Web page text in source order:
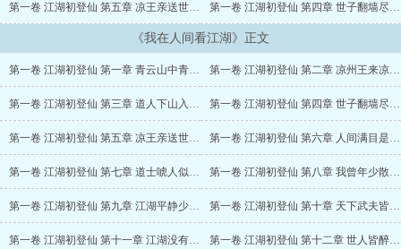
第一卷 江湖初登仙 第五章 凉王亲送世子行，太监也懂一个忠 第一卷 江湖初登仙 第四章 世子翻墙尽皆知，天下少年入江湖
《我在人间看江湖》正文
第一卷 江湖初登仙 第一章 青云山中青云仙，江湖就从凉州起 第一卷 江湖初登仙 第二章 凉州王来凉州子，凉州世子骂凉王
第一卷 江湖初登仙 第三章 道人下山入红尘，凉王五问世子爷 第一卷 江湖初登仙 第四章 世子翻墙尽皆知，天下少年入江湖
第一卷 江湖初登仙 第五章 凉王亲送世子行，太监也懂一个忠 第一卷 江湖初登仙 第六章 人间满目是沧桑，天上有阁戏天下
第一卷 江湖初登仙 第七章 道士唬人似神棍，世子途遇邪剑仙 第一卷 江湖初登仙 第八章 我曾年少散千金，如今年少登仙途
第一卷 江湖初登仙 第九章 江湖平静少年乱，世子当街抢道士 第一卷 江湖初登仙 第十章 天下武夫皆为品，入世为侠出世仙
第一卷 江湖初登仙 第十一章 江湖没有后悔药，凉王三敬凉州官 第一卷 江湖初登仙 第十二章 世人皆醉我独醒，奉阳王爷是一家